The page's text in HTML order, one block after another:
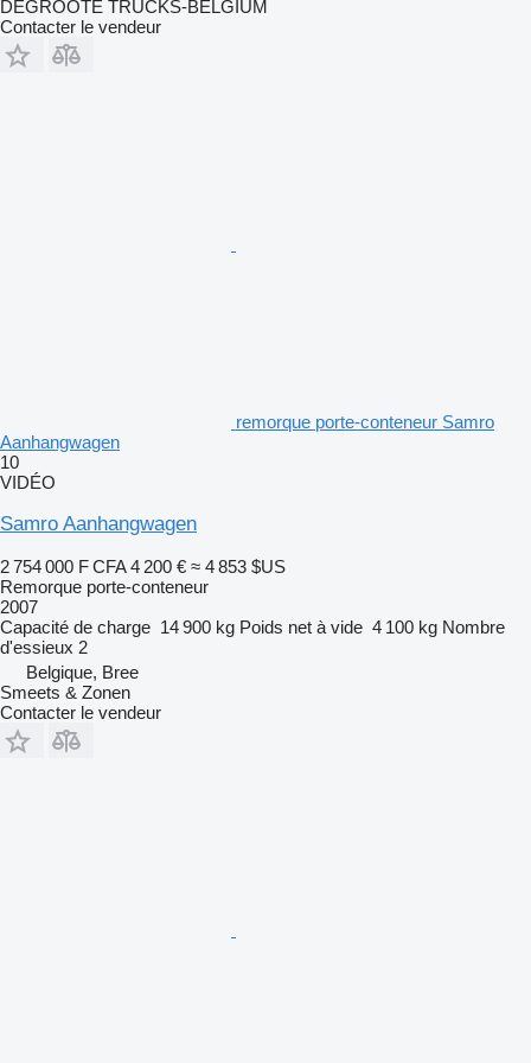
DEGROOTE TRUCKS-BELGIUM
Contacter le vendeur
remorque porte-conteneur Samro
Aanhangwagen
10
VIDÉO
Samro Aanhangwagen
2 754 000 F CFA 4 200 € ≈ 4 853 $US
Remorque porte-conteneur
2007
Capacité de charge 14 900 kg Poids net à vide 4 100 kg Nombre
d'essieux 2
Belgique, Bree
Smeets & Zonen
Contacter le vendeur